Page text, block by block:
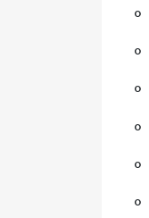
⚬
⚬
⚬
⚬
⚬
⚬